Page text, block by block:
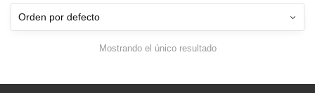
Mostrando el único resultado